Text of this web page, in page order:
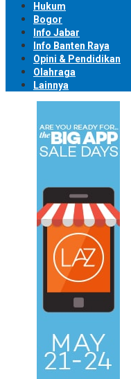
Hukum
Bogor
Info Jabar
Info Banten Raya
Opini & Pendidikan
Olahraga
Lainnya